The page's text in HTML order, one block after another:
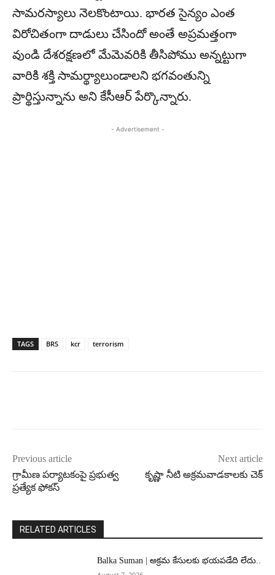
సామరస్యాలు నెలకొంటాయి. భారత సైన్యం ఎంత
విరోచితంగా దాడులు చేసిందో అంతే అప్రమత్తంగా
వుండి దేశరక్షణలో మేమెవరికి తీసిపోము అన్నట్టుగా
వారికి శక్తి సామర్థ్యాలుండాలని భగవంతున్ని
ప్రార్థిస్తున్నాను అని కేసీఆర్‌ పేర్కొన్నారు.
- Advertisement -
TAGS BRS kcr terrorism
Previous article
గ్రామీణ పర్యాటకంపై ప్రభుత్వ
ప్రత్యేక ఫోకస్‌
Next article
కృష్ణా నీటి అక్రమవాడకాలకు చెక్‌
RELATED ARTICLES
Balka Suman | అక్రమ కేసులకు భయపడేది లేదు..